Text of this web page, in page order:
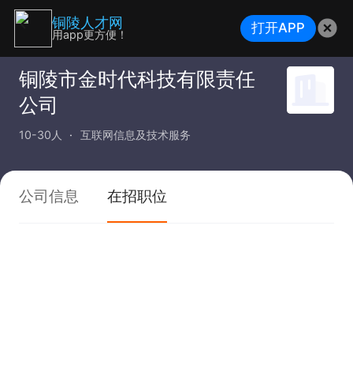
铜陵市金时代科技有限责任
公司
10-30人 互联网信息及技术服务
公司信息 在招职位
铜陵人才网
用app更方便！ 打开APP